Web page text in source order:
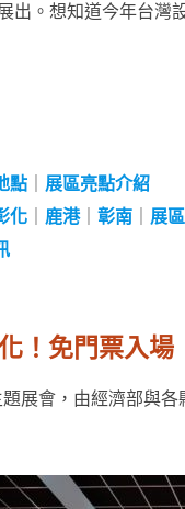
出。想知道今年台灣
點
展區亮點介紹
化 鹿港｜ 彰南 展
！免門票入場
展會，由經濟部與